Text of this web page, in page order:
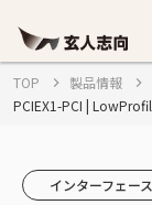
TOP 製品情報
PCIEX1-PCI |
インターフェー